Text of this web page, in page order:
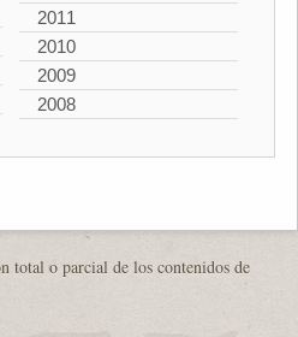
2011
2010
2009
2008
total o parcial de los contenidos de